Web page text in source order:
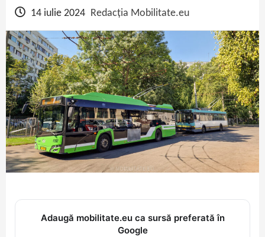
14 iulie 2024 Redacția Mobilitate.eu
Adaugă mobilitate.eu ca sursă preferată în
Google